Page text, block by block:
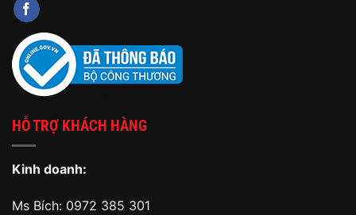
HỖ TRỢ KHÁCH HÀNG
Kinh doanh:
Ms Bích: 0972 385 301